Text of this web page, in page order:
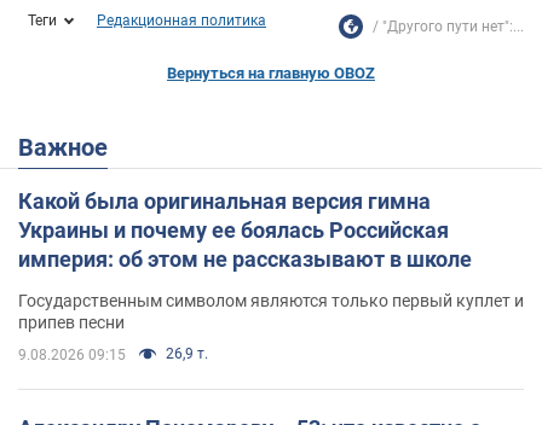
Теги Редакционная политика "Другого пути нет":...
Вернуться на главную OBOZ
Важное
Какой была оригинальная версия гимна
Украины и почему ее боялась Российская
империя: об этом не рассказывают в школе
Государственным символом являются только первый куплет и
припев песни
9.08.2026 09:15 26,9 т.